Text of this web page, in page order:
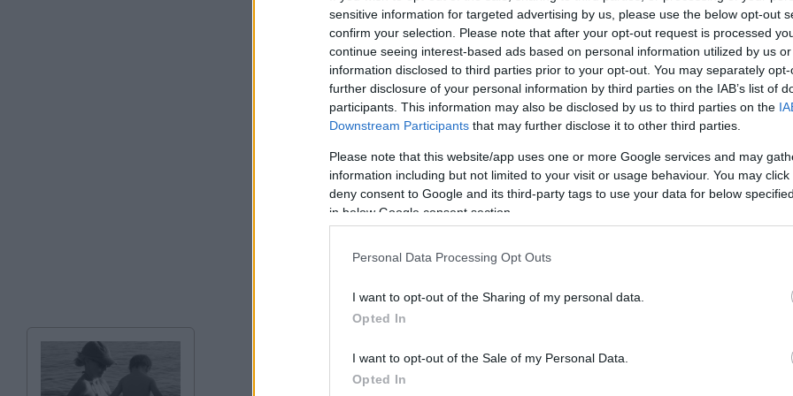
sensitive information for targeted advertising by us, please use the below opt-out
confirm your selection. Please note that after your opt-out request is processed
continue seeing interest-based ads based on personal information utilized by us
information disclosed to third parties prior to your opt-out. You may separately
further disclosure of your personal information by third parties on the IAB’s list of
participants. This information may also be disclosed by us to third parties on the
Downstream Participants that may further disclose it to other third parties.
Please note that this website/app uses one or more Google services and may
information including but not limited to your visit or usage behaviour. You may
deny consent to Google and its third-party tags to use your data for below
in below Google consent section.
Personal Data Processing Opt Outs
I want to opt-out of the Sharing of my personal data.
Opted In
I want to opt-out of the Sale of my Personal Data.
Opted In
Ο Άντριου Μπάκατζ, ένας από τους δικηγόρους του μάρτυρα,
επιβεβαιώσει τις πληροφορίες.
ΔΙΑΦΗΜΙΣΗ